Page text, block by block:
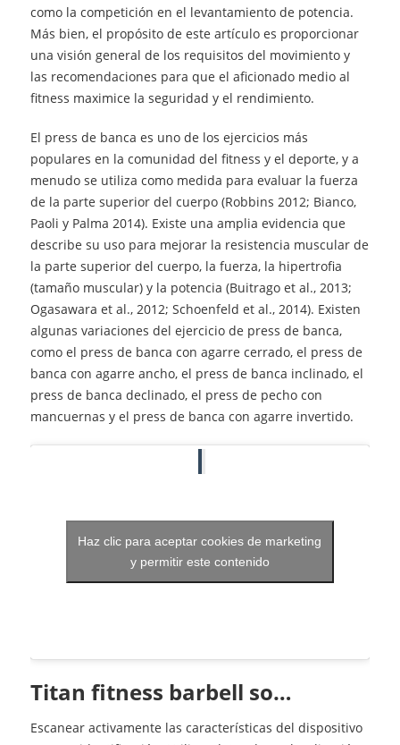
como la competición en el levantamiento de potencia.
Más bien, el propósito de este artículo es proporcionar
una visión general de los requisitos del movimiento y
las recomendaciones para que el aficionado medio al
fitness maximice la seguridad y el rendimiento.
El press de banca es uno de los ejercicios más
populares en la comunidad del fitness y el deporte, y a
menudo se utiliza como medida para evaluar la fuerza
de la parte superior del cuerpo (Robbins 2012; Bianco,
Paoli y Palma 2014). Existe una amplia evidencia que
describe su uso para mejorar la resistencia muscular de
la parte superior del cuerpo, la fuerza, la hipertrofia
(tamaño muscular) y la potencia (Buitrago et al., 2013;
Ogasawara et al., 2012; Schoenfeld et al., 2014). Existen
algunas variaciones del ejercicio de press de banca,
como el press de banca con agarre cerrado, el press de
banca con agarre ancho, el press de banca inclinado, el
press de banca declinado, el press de pecho con
mancuernas y el press de banca con agarre invertido.
Haz clic para aceptar cookies de marketing
y permitir este contenido
Titan fitness barbell so…
Escanear activamente las características del dispositivo